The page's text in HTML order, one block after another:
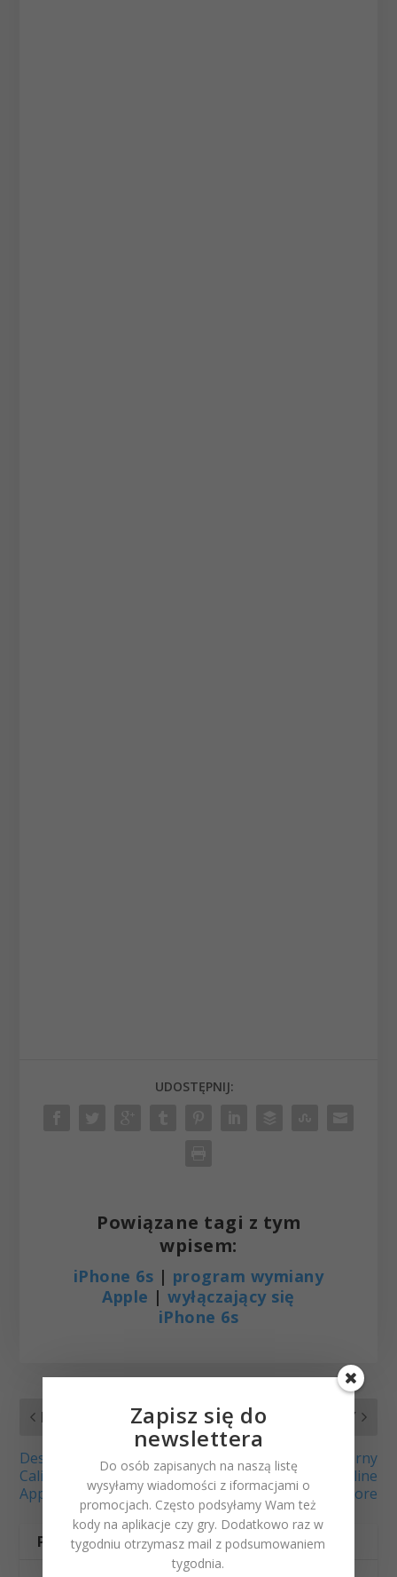
UDOSTĘPNIJ:
Powiązane tagi z tym
wpisem:
iPhone 6s | program wymiany
Apple |wyłączający się
iPhone 6s
POPRZEDNI
Designed by Apple in
California – książka
Apple
NASTĘPNY
Black Friday czyli czarny
piątek w Apple Online
Store
POWIĄZANE WPISY
Zapisz się do
newslettera
Do osób zapisanych na naszą listę
wysyłamy wiadomości z iformacjami o
promocjach. Często podsyłamy Wam też
kody na aplikacje czy gry. Dodatkowo raz w
tygodniu otrzymasz mail z podsumowaniem
tygodnia.